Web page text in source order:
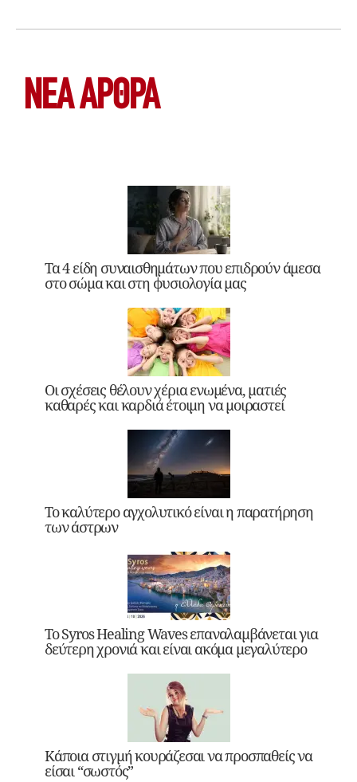
ΝΕΑ ΆΡΘΡΑ
Τα 4 είδη συναισθημάτων που επιδρούν άμεσα
στο σώμα και στη φυσιολογία μας
Οι σχέσεις θέλουν χέρια ενωμένα, ματιές
καθαρές και καρδιά έτοιμη να μοιραστεί
Το καλύτερο αγχολυτικό είναι η παρατήρηση
των άστρων
Το Syros Healing Waves επαναλαμβάνεται για
δεύτερη χρονιά και είναι ακόμα μεγαλύτερο
Κάποια στιγμή κουράζεσαι να προσπαθείς να
είσαι “σωστός”